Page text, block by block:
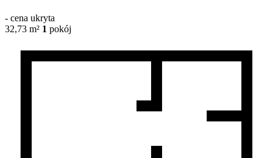
- cena ukryta
32,73 m² 1 pokój